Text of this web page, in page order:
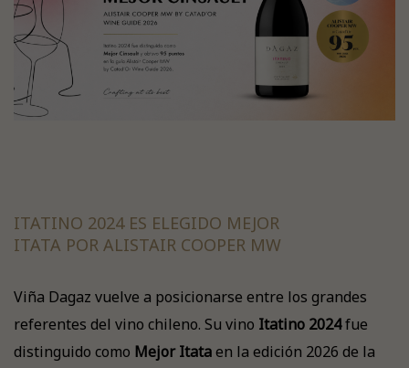
ITATINO 2024 ES ELEGIDO MEJOR
ITATA POR ALISTAIR COOPER MW
Viña Dagaz vuelve a posicionarse entre los grandes
referentes del vino chileno. Su vino Itatino 2024fue
distinguido como Mejor Itataen la edición 2026 de la